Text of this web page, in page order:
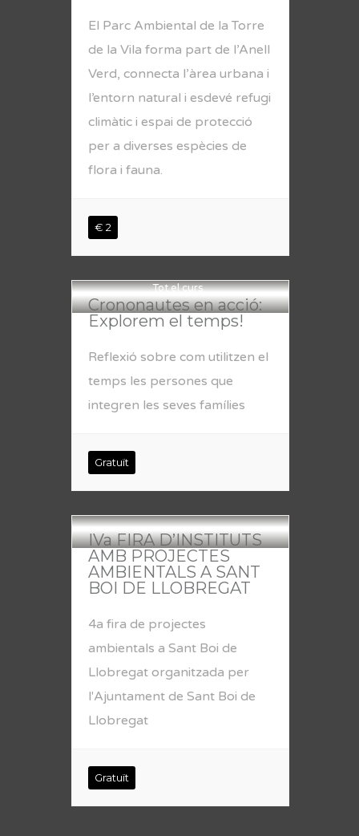
El Parc Ambiental de la Torre
de la Vila forma part de l’Anell
Verd, connecta l’àrea urbana i
l’entorn natural i esdevé refugi
climàtic i espai de protecció
per a diverses espècies de
flora i fauna.
€ 2
Tot el curs
Crononautes en acció:
Explorem el temps!
Reflexió sobre com utilitzen el
temps les persones que
integren les seves famílies
Gratuït
IVa FIRA D’INSTITUTS
AMB PROJECTES
AMBIENTALS A SANT
BOI DE LLOBREGAT
4a fira de projectes
ambientals a Sant Boi de
Llobregat organitzada per
l'Ajuntament de Sant Boi de
Llobregat
Gratuït